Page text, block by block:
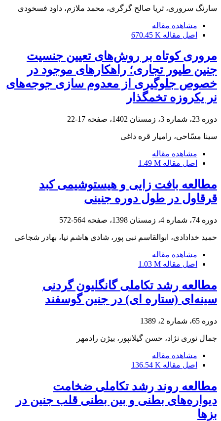
سارنگ سروری، ثریا صالح گرگری، محمد ملازم، داود فسخودی
مشاهده مقاله
اصل مقاله 670.45 K
مروری کوتاه بر روش‌های تعیین جنسیت
جنین طیور تجاری؛ راهکارهای موجود در
خصوص جلوگیری از معدوم سازی جوجه‌های
نر یکروزه تخمگذار
دوره 23، شماره 3، زمستان 1402، صفحه 17-22
سینا مسّاحی، رامیار قره داغی
مشاهده مقاله
اصل مقاله 1.49 M
مطالعه بافت زایی و هیستوشیمی کبد
قرقاول در طول دوره جنینی
دوره 74، شماره 4، زمستان 1398، صفحه 564-572
حمید خدادادی، ابوالقاسم نبی پور، شادی هاشم نیا، بهادر شجاعی
مشاهده مقاله
اصل مقاله 1.03 M
مطالعه رشد تکاملی گانگلیون گردنی
سینه‌ای (ستاره ای)‌ ‌در جنین گوسفند
دوره 65، شماره 2، 1389
جمال نوری نژاد، حسن گیلانپور، بیژن رادمهر
مشاهده مقاله
اصل مقاله 136.54 K
مطالعه روند رشد تکاملی ضخامت
دیواره‌های بطنی و بین بطنی قلب جنین در
بزها